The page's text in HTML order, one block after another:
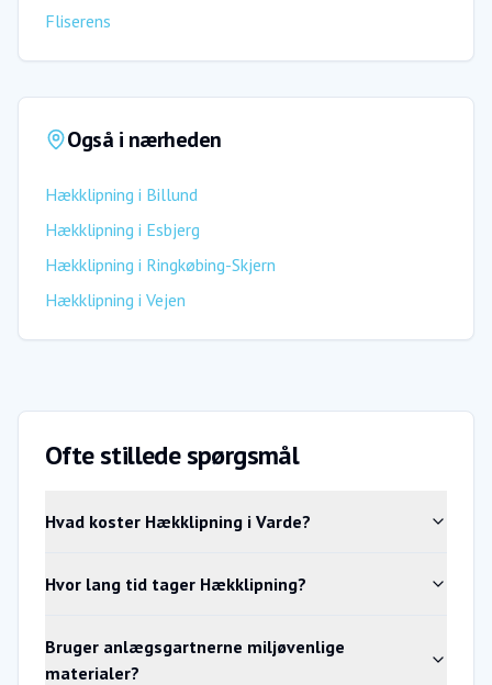
Fliserens
Også i nærheden
Hækklipning i Billund
Hækklipning i Esbjerg
Hækklipning i Ringkøbing-Skjern
Hækklipning i Vejen
Ofte stillede spørgsmål
Hvad koster Hækklipning i Varde?
Hvor lang tid tager Hækklipning?
Bruger anlægsgartnerne miljøvenlige
materialer?